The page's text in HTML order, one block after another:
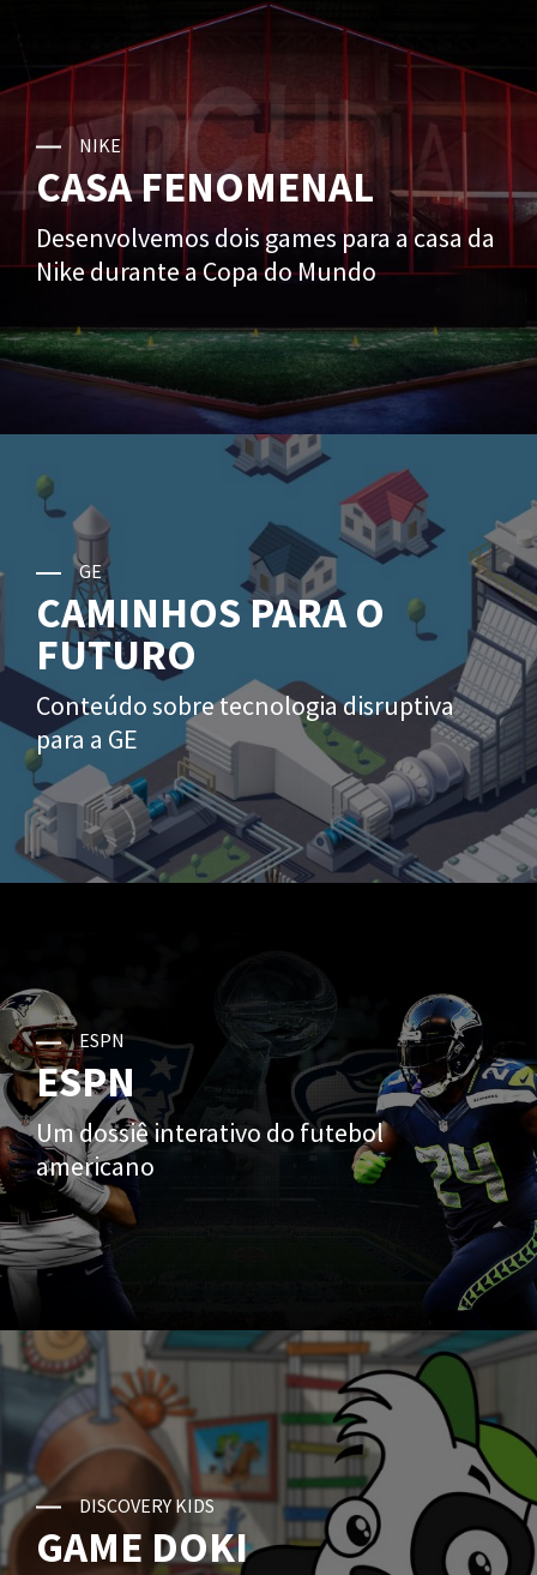
NIKE
CASA FENOMENAL
Desenvolvemos dois games para a casa da
Nike durante a Copa do Mundo
GE
CAMINHOS PARA O
FUTURO
Conteúdo sobre tecnologia disruptiva
para a GE
ESPN
ESPN
Um dossiê interativo do futebol
americano
DISCOVERY KIDS
GAME DOKI